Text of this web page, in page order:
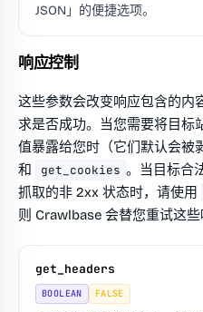
JSON」的便捷选项。
响应控制
这些参数会改变响应包含的内
求是否成功。当您需要将目标
值暴露给您时（它们默认会被
和 get_cookies 。当目标合
抓取的非 2xx 状态时，请使用
则 Crawlbase 会替您重试这些
get_headers
BOOLEAN FALSE